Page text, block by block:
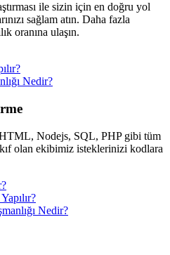
ile sizin için en doğru yol
sağlam atın. Daha fazla
oranına ulaşın.
Nedir?
Nodejs, SQL, PHP gibi tüm
olan ekibimiz isteklerinizi kodlara
Nedir?